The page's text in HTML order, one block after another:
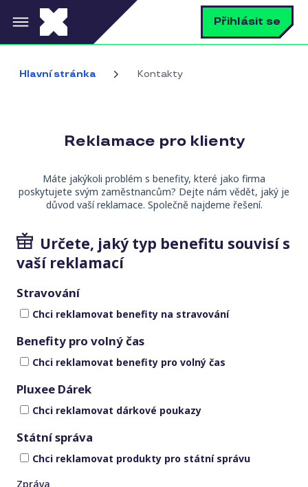
Přejít k hlavnímu obsahu Přihlásit se
Hlavní stránka Kontakty
Reklamace pro klienty